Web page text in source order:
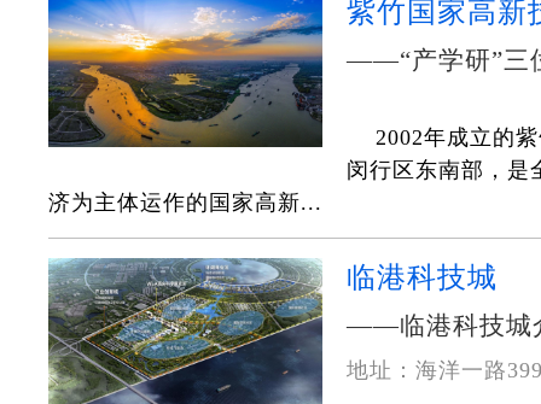
紫竹国家高新
——“产学研”三
2002年成立的
闵行区东南部，是
济为主体运作的国家高新...
临港科技城
——临港科技城
地址：海洋一路